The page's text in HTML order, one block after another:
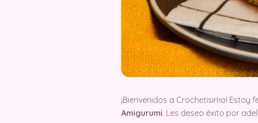
¡Bienvenidos a Crochetisimo!
Amigurumi. Les deseo éxito por